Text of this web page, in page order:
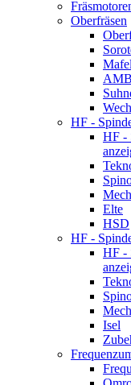
Oberfräsen
AMB
HF -
HF -
Elte
HSD
HF -
HF -
Isel